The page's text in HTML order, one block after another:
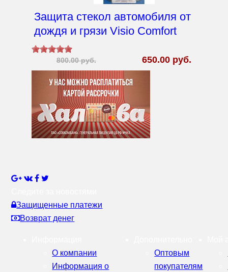
Защита стекол автомобиля от
дождя и грязи Visio Comfort
800.00 руб. 650.00 руб.
Защищенные платежи
Возврат денег
О компании
Информация о
Оптовым
покупателям